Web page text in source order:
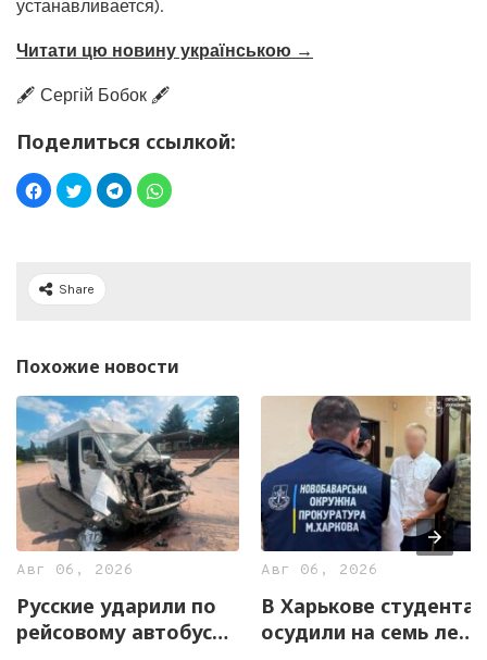
устанавливается).
Читати цю новину українською →
🖋️ Сергій Бобок 🖋️
Поделиться ссылкой:
Share
Похожие новости
Авг 06, 2026
Русские ударили по
рейсовому автобусу
Авг 06, 2026
В Харькове студента
осудили на семь лет